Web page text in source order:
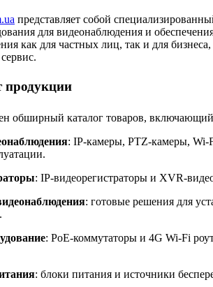
представляет собой
для видеонаблюдения и
как для частных лиц, так и для
продукции
обширный каталог товаров,
: IP-камеры, PTZ-камеры,
: IP-видеорегистраторы и XVR-
: готовые решения для
: PoE-коммутаторы и 4G Wi-Fi
: блоки питания и источники